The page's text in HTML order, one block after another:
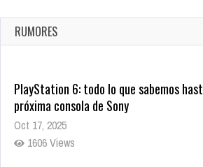
Ago 8, 2021
10004 Views
RUMORES
PlayStation 6: todo lo que sabemos
próxima consola de Sony
Oct 17, 2025
1606 Views